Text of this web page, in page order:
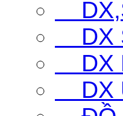
DX
DX
DX